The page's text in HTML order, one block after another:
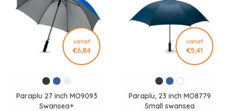
vanaf
€6,84
Paraplu 27 inch MO9093
Swansea+
vanaf
€5,41
Paraplu, 23 inch MO8779
Small swansea